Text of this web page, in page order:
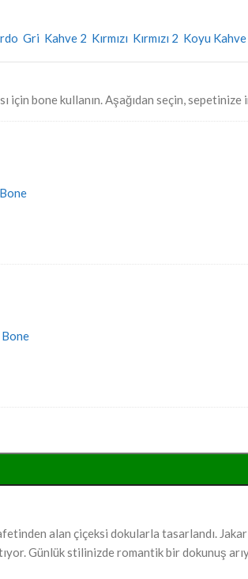
Gri Kahve 2 Kırmızı Kırmızı 2 Koyu Kahve
için bone kullanın. Aşağıdan seçin,
Bone
alan çiçeksi dokularla tasarlandı.
Günlük stilinizde romantik bir dokunuş